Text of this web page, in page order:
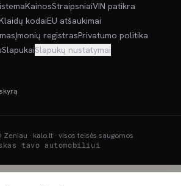
KainosStraipsniaiVIN patikra
kodaiEU atšaukimai
Įmonių registrasPrivatumo politika
SlapukaiSlapukų nustatymai
Zeniau · kalo.lt · visos teisės saugomos
tavo automobiliui